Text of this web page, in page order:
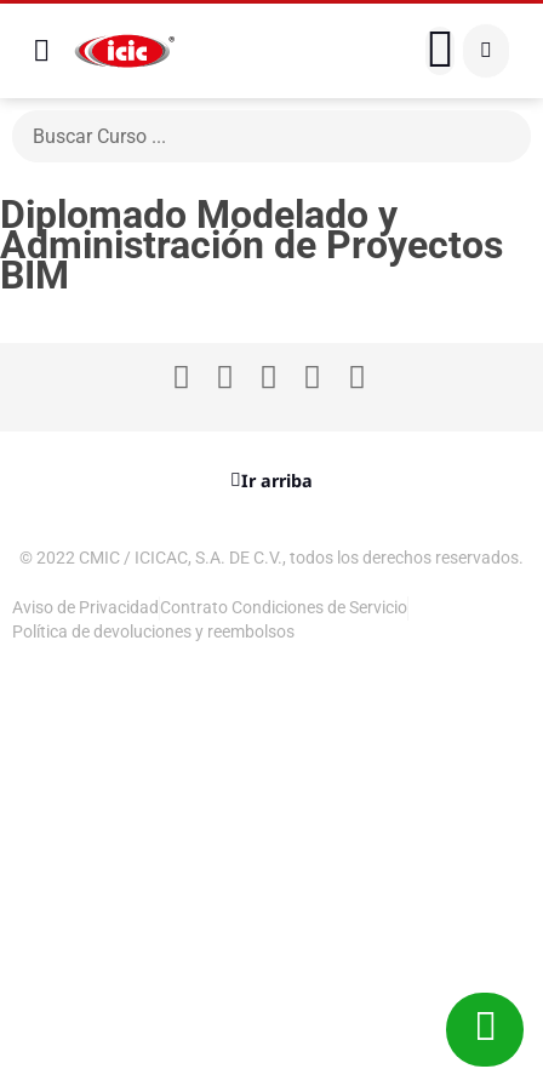
Diplomado Modelado y
Administración de Proyectos
BIM
Ir arriba
© 2022 CMIC / ICICAC, S.A. DE C.V., todos los derechos reservados.
Aviso de Privacidad Contrato Condiciones de Servicio
Política de devoluciones y reembolsos